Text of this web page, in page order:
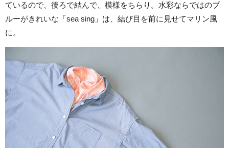
ているので、後ろで結んで、模様をちらり。水彩ならではのブ
ルーがきれいな「sea sing」は、結び目を前に見せてマリン風
に。